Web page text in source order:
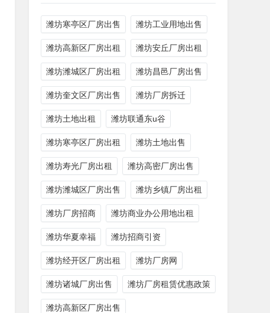
潍坊寒亭区厂房出售 潍坊工业用地出售
潍坊高新区厂房出租 潍坊安丘厂房出租
潍坊潍城区厂房出租 潍坊昌邑厂房出售
潍坊奎文区厂房出售 潍坊厂房拆迁
潍坊土地出租 潍坊联通东u谷
潍坊寒亭区厂房出租 潍坊土地出售
潍坊寿光厂房出租 潍坊高密厂房出售
潍坊潍城区厂房出售 潍坊乡镇厂房出租
潍坊厂房招商 潍坊商业办公用地出租
潍坊华夏幸福 潍坊招商引资
潍坊经开区厂房出租 潍坊厂房网
潍坊诸城厂房出售 潍坊厂房租赁优惠政策
潍坊高新区厂房出售